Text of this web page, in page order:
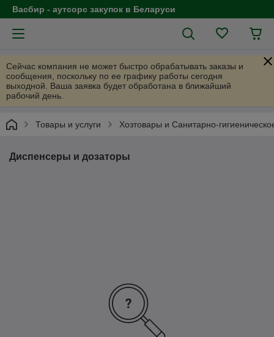
Васбир - аутсорс закупок в Беларуси
Сейчас компания не может быстро обрабатывать заказы и
сообщения, поскольку по ее графику работы сегодня
выходной. Ваша заявка будет обработана в ближайший
рабочий день.
Товары и услуги Хозтовары и Санитарно-
Диспенсеры и дозаторы